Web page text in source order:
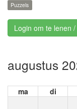
Puzzels
Login om te lenen
augustus
ma di